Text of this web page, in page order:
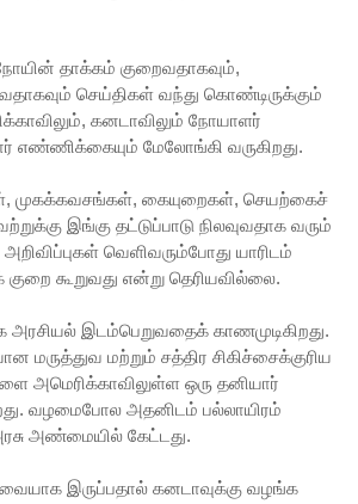
தாக்கம் குறைவதாகவும்,
செய்திகள் வந்து கொண்டிருக்கும்
கனடாவிலும் நோயாளர்
எண்ணிக்கையும் மேலோங்கி வருகிறது.
முகக்கவசங்கள், கையுறைகள், செயற்கைச்
இங்கு தட்டுப்பாடு நிலவுவதாக வரும்
வெளிவரும்போது யாரிடம்
குறை கூறுவது என்று தெரியவில்லை.
இடம்பெறுவதைக் காணமுடிகிறது.
மருத்துவ மற்றும் சத்திர சிகிச்சைக்குரிய
அமெரிக்காவிலுள்ள ஒரு தனியார்
வழமைபோல அதனிடம் பல்லாயிரம்
அண்மையில் கேட்டது.
இருப்பதால் கனடாவுக்கு வழங்க